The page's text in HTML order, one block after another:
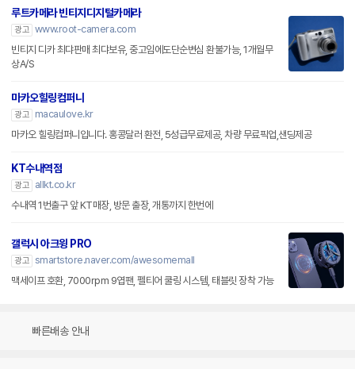
루트카메라 빈티지디지털카메라
광고 www.root-camera.com
빈티지 디카 최댜판매 최댜보유, 중고임에도단순변심 환불가능, 1개월무
상A/S
마카오힐링컴퍼니
광고
macaulove.kr
마카오 힐링컴퍼니입니다. 홍콩달러 환전, 5성급무료제공, 차량 무료픽업,샌딩제공
KT수내역점
광고
allkt.co.kr
수내역 1번출구 앞 KT매장, 방문 출장, 개통까지 한번에
갤럭시 아크윙 PRO
광고 smartstore.naver.com/awesomemall
맥세이프 호환, 7000rpm 9엽팬, 펠티어 쿨링 시스템, 태블릿 장착 가능
빠른배송 안내